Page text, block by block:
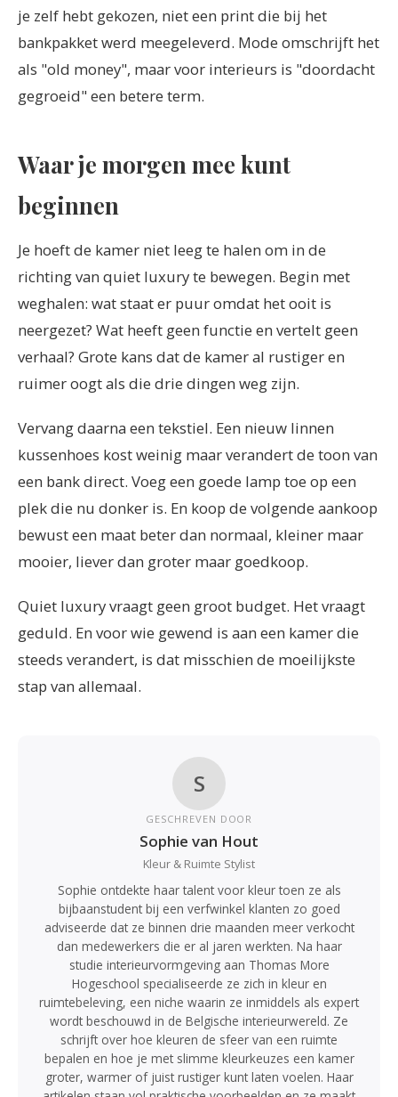
je zelf hebt gekozen, niet een print die bij het
bankpakket werd meegeleverd. Mode omschrijft het
als "old money", maar voor interieurs is "doordacht
gegroeid" een betere term.
Waar je morgen mee kunt
beginnen
Je hoeft de kamer niet leeg te halen om in de
richting van quiet luxury te bewegen. Begin met
weghalen: wat staat er puur omdat het ooit is
neergezet? Wat heeft geen functie en vertelt geen
verhaal? Grote kans dat de kamer al rustiger en
ruimer oogt als die drie dingen weg zijn.
Vervang daarna een tekstiel. Een nieuw linnen
kussenhoes kost weinig maar verandert de toon van
een bank direct. Voeg een goede lamp toe op een
plek die nu donker is. En koop de volgende aankoop
bewust een maat beter dan normaal, kleiner maar
mooier, liever dan groter maar goedkoop.
Quiet luxury vraagt geen groot budget. Het vraagt
geduld. En voor wie gewend is aan een kamer die
steeds verandert, is dat misschien de moeilijkste
stap van allemaal.
S
GESCHREVEN DOOR
Sophie van Hout
Kleur & Ruimte Stylist
Sophie ontdekte haar talent voor kleur toen ze als
bijbaanstudent bij een verfwinkel klanten zo goed
adviseerde dat ze binnen drie maanden meer verkocht
dan medewerkers die er al jaren werkten. Na haar
studie interieurvormgeving aan Thomas More
Hogeschool specialiseerde ze zich in kleur en
ruimtebeleving, een niche waarin ze inmiddels als expert
wordt beschouwd in de Belgische interieurwereld. Ze
schrijft over hoe kleuren de sfeer van een ruimte
bepalen en hoe je met slimme kleurkeuzes een kamer
groter, warmer of juist rustiger kunt laten voelen. Haar